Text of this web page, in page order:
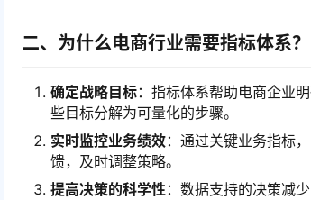
二、为什么电商行业需要指标体系？
确定战略目标：指标体系帮助电商企业
些目标分解为可量化的步骤。
实时监控业务绩效：通过关键业务指标
馈，及时调整策略。
提高决策的科学性：数据支持的决策减